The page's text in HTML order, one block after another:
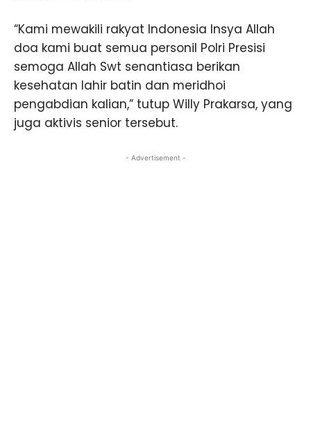
“Kami mewakili rakyat Indonesia Insya Allah
doa kami buat semua personil Polri Presisi
semoga Allah Swt senantiasa berikan
kesehatan lahir batin dan meridhoi
pengabdian kalian,” tutup Willy Prakarsa, yang
juga aktivis senior tersebut.
- Advertisement -